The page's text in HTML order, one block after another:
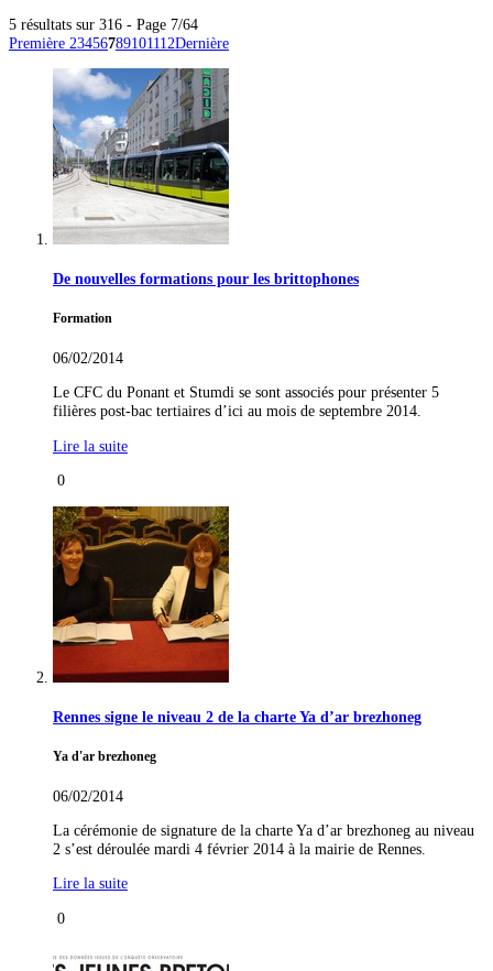
5 résultats sur 316 - Page 7/64
Première 23456789101112Dernière
De nouvelles formations pour les brittophones
Formation
06/02/2014
Le CFC du Ponant et Stumdi se sont associés pour présenter 5
filières post-bac tertiaires d’ici au mois de septembre 2014.
Lire la suite
0
Rennes signe le niveau 2 de la charte Ya d’ar brezhoneg
Ya d'ar brezhoneg
06/02/2014
La cérémonie de signature de la charte Ya d’ar brezhoneg au niveau
2 s’est déroulée mardi 4 février 2014 à la mairie de Rennes.
Lire la suite
0